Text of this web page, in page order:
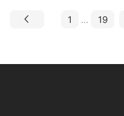
1 ... 19